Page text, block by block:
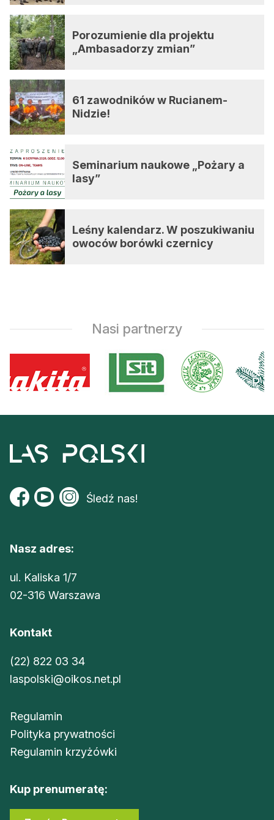
Porozumienie dla projektu
„Ambasadorzy zmian”
61 zawodników w Rucianem-
Nidzie!
Seminarium naukowe „Pożary a
lasy”
Leśny kalendarz. W poszukiwaniu
owoców borówki czernicy
Nasi partnerzy
Śledź nas!
Nasz adres:
ul. Kaliska 1/7
02-316 Warszawa
Kontakt
(22) 822 03 34
laspolski@oikos.net.pl
Regulamin
Polityka prywatności
Regulamin krzyżówki
Kup prenumeratę: